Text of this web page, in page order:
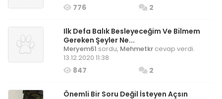
2
776
Ilk Defa Balık Besleyeceğim Ve Bilmem
Gereken Şeyler Ne...
Meryem61 sordu, Mehmetkrcevap verdi.
13.12.2020 11:38
2
847
Önemli Bir Soru Değil İsteyen Açsın